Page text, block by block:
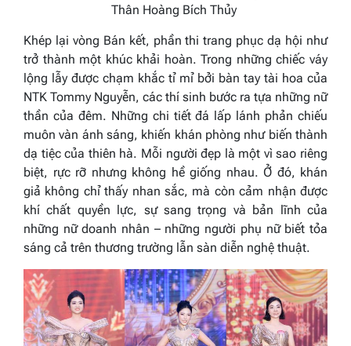
Thân Hoàng Bích Thủy
Khép lại vòng Bán kết, phần thi trang phục dạ hội như
trở thành một khúc khải hoàn. Trong những chiếc váy
lộng lẫy được chạm khắc tỉ mỉ bởi bàn tay tài hoa của
NTK Tommy Nguyễn, các thí sinh bước ra tựa những nữ
thần của đêm. Những chi tiết đá lấp lánh phản chiếu
muôn vàn ánh sáng, khiến khán phòng như biến thành
dạ tiệc của thiên hà. Mỗi người đẹp là một vì sao riêng
biệt, rực rỡ nhưng không hề giống nhau. Ở đó, khán
giả không chỉ thấy nhan sắc, mà còn cảm nhận được
khí chất quyền lực, sự sang trọng và bản lĩnh của
những nữ doanh nhân – những người phụ nữ biết tỏa
sáng cả trên thương trường lẫn sàn diễn nghệ thuật.